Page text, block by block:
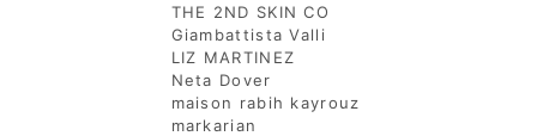
THE 2ND SKIN CO
Giambattista Valli
LIZ MARTINEZ
Neta Dover
maison rabih kayrouz
markarian